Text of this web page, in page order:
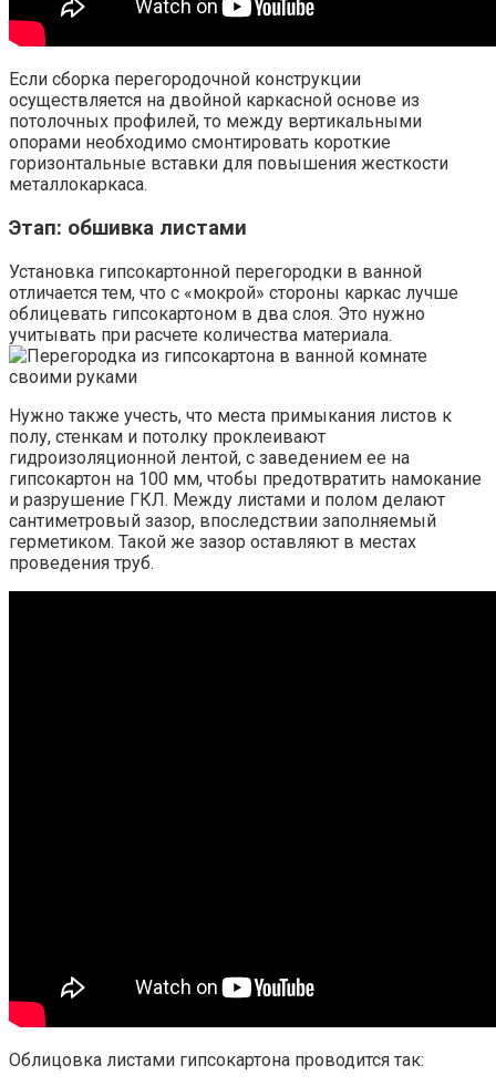
Если сборка перегородочной конструкции
осуществляется на двойной каркасной основе из
потолочных профилей, то между вертикальными
опорами необходимо смонтировать короткие
горизонтальные вставки для повышения жесткости
металлокаркаса.
Этап: обшивка листами
Установка гипсокартонной перегородки в ванной
отличается тем, что с «мокрой» стороны каркас лучше
облицевать гипсокартоном в два слоя. Это нужно
учитывать при расчете количества материала.
Нужно также учесть, что места примыкания листов к
полу, стенкам и потолку проклеивают
гидроизоляционной лентой, с заведением ее на
гипсокартон на 100 мм, чтобы предотвратить намокание
и разрушение ГКЛ. Между листами и полом делают
сантиметровый зазор, впоследствии заполняемый
герметиком. Такой же зазор оставляют в местах
проведения труб.
Облицовка листами гипсокартона проводится так: